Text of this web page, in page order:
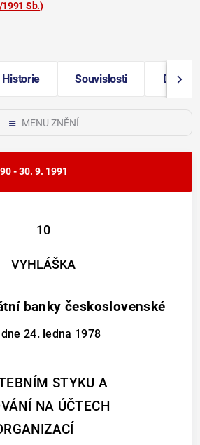
Sb.)
Historie Souvislosti Další
MENU ZNĚNÍ
- 30. 9. 1991
10
VYHLÁŠKA
banky československé
24. ledna 1978
STYKU A
NA ÚČTECH